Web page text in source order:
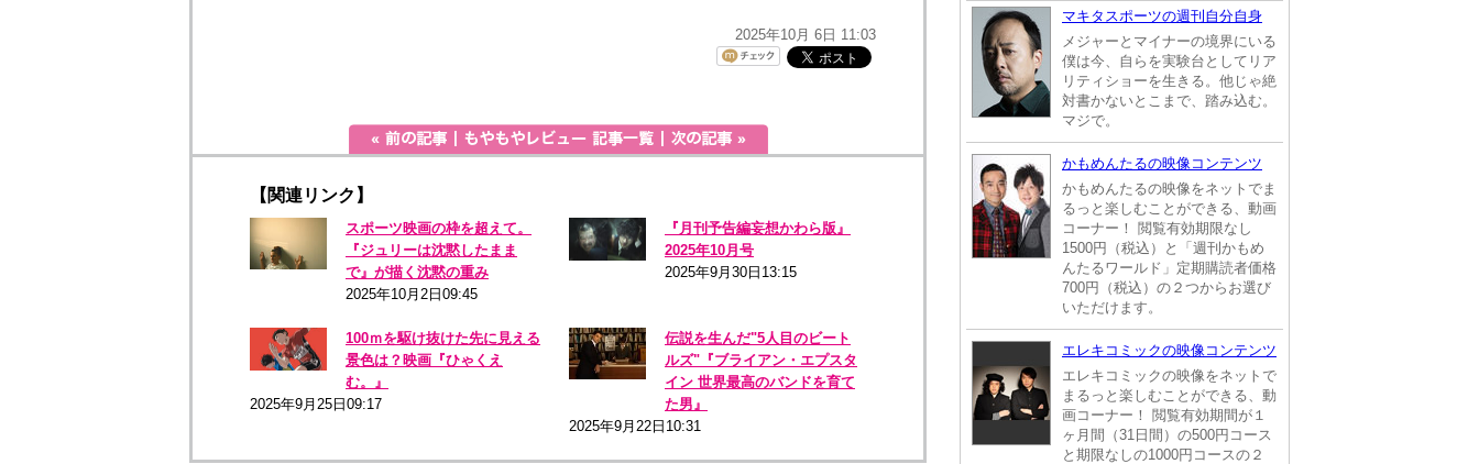
2025年10月 6日 11:03
【関連リンク】
スポーツ映画の枠を超えて。
『ジュリーは沈黙したまま
で』が描く沈黙の重み
2025年10月2日09:45
『月刊予告編妄想かわら版』
2025年10月号
2025年9月30日13:15
100ｍを駆け抜けた先に見える
景色は？映画『ひゃくえ
む。』
2025年9月25日09:17
伝説を生んだ"5人目のビート
ルズ"『ブライアン・エプスタ
イン 世界最高のバンドを育て
た男』
2025年9月22日10:31
マキタスポーツの週刊自分自身
メジャーとマイナーの境界にいる
僕は今、自らを実験台としてリア
リティショーを生きる。他じゃ絶
対書かないとこまで、踏み込む。
マジで。
かもめんたるの映像コンテンツ
かもめんたるの映像をネットでま
るっと楽しむことができる、動画
コーナー！ 閲覧有効期限なし
1500円（税込）と「週刊かもめ
んたるワールド」定期購読者価格
700円（税込）の２つからお選び
いただけます。
エレキコミックの映像コンテンツ
エレキコミックの映像をネットで
まるっと楽しむことができる、動
画コーナー！ 閲覧有効期間が１
ヶ月間（31日間）の500円コース
と期限なしの1000円コースの２